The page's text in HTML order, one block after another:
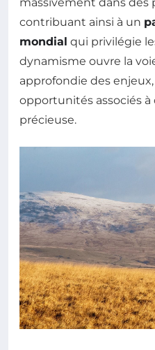
contribuant ainsi à un
mondial qui privilégie
dynamisme ouvre la
approfondie des
opportunités associés
précieuse.